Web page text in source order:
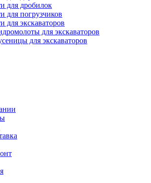
для дробилок
для погрузчиков
для экскаваторов
для экскаваторов
для экскаваторов